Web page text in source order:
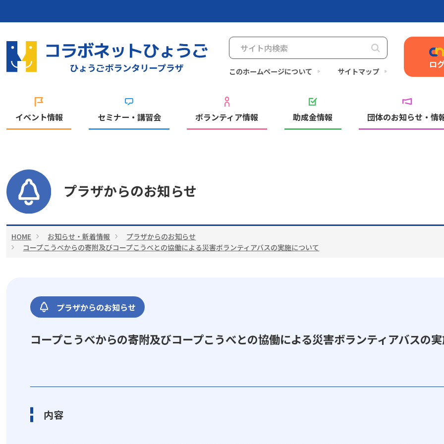
このホームページについて サイトマップ
ロ
イベント情報 セミナー・講習会 ボランティア情報 助成金情報 団体のお知らせ・情
プラザからのお知らせ
HOME お知らせ・新着情報
プラザからのお知らせ
コープこうべからの寄附及びコープこうべとの協働による災害ボランティアバスの実施について
プラザからのお知らせ
コープこうべからの寄附及びコープこうべとの協働による災害ボランティアバスの
内容